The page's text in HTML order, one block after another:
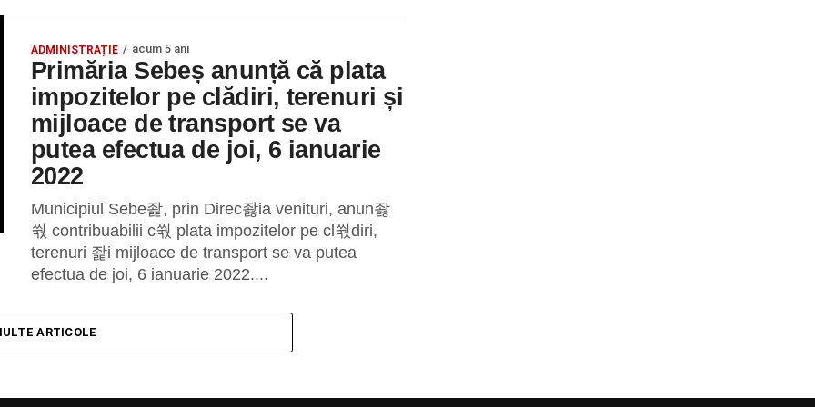
ADMINISTRAȚIE acum 5 ani
Primăria Sebeș anunță că plata
impozitelor pe clădiri, terenuri și
mijloace de transport se va
putea efectua de joi, 6 ianuarie
2022
Municipiul Sebe좙, prin Direc좛ia venituri, anun좛
쒃 contribuabilii c쒃 plata impozitelor pe cl쒃diri,
terenuri 좙i mijloace de transport se va putea
efectua de joi, 6 ianuarie 2022....
ARTICOLE